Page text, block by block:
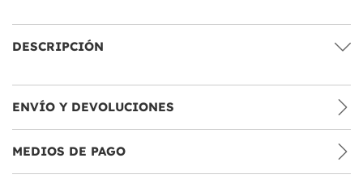
DESCRIPCIÓN
ENVÍO Y DEVOLUCIONES
MEDIOS DE PAGO